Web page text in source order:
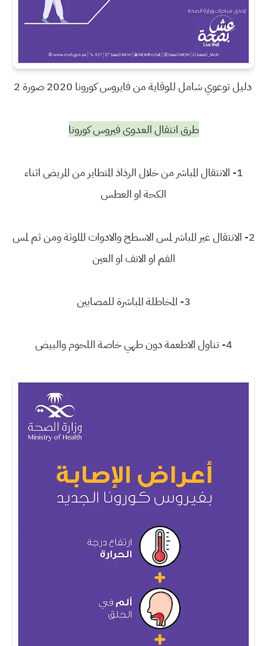
دليل توعوي شامل للوقاية من فايروس كورونا 2020 صورة 2
طرق انتقال العدوى فيروس كورونا
1- الانتقال المباشر من خلال الرذاذ المتطاير من المريض اثناء
الكحة او العطس
2- الانتقال غير المباشر لمس الاسطح والادوات الملوثة ومن ثم لمس
الفم او الانف او العين
3- المخاطلة المباشرة للمصابين
4- تناول الاطعمة دون طهي خاصة اللحوم والبيض